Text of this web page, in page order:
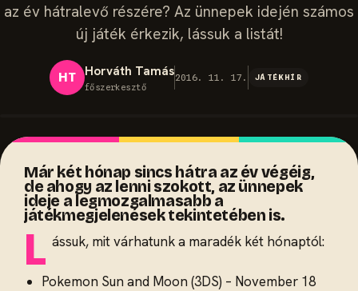
az év hátralevő részére? Az ünnepek idején számos
új játék érkezik, lássuk a listát!
HT Horváth Tamás
főszerkesztő
2016. 11. 17. JÁTÉKHÍR
Már két hónap sincs hátra az év végéig,
de ahogy az lenni szokott, az ünnepek
ideje a legmozgalmasabb a
játékmegjelenések tekintetében is.
L ássuk, mit várhatunk a maradék két hónaptól:
Pokemon Sun and Moon (3DS) – November 18